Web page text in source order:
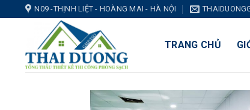
N09 -THỊNH LIỆT - HOÀNG MAI - HÀ NỘI
TRANG CHỦ